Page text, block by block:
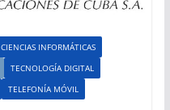
CIENCIAS INFORMÁTICAS
TECNOLOGÍA DIGITAL
TELEFONÍA MÓVIL